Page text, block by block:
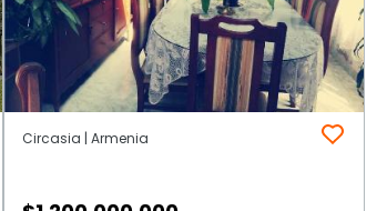
Circasia | Armenia